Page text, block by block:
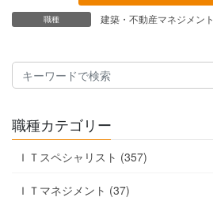
職種 建築・不動産マネジメント
職種カテゴリー
ＩＴスペシャリスト (357)
ＩＴマネジメント (37)